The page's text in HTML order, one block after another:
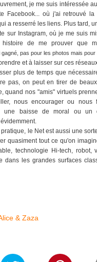
je me suis intéressée
Facebook... où j'ai retrouvé
a resserré les liens. Plus tard,
sur Instagram, où je me suis
histoire de me prouver que
gagné, pas pour les photos mais pour
et à laisser sur ces
plus de temps que
pas, on peut en tirer de
quand nos "amis" virtuels
nous encourager ou
une baisse de moral ou un
le Net est aussi une
quasiment tout ce qu'on
technologie Hi-tech, robot,
dans les grandes surfaces
& Zaza